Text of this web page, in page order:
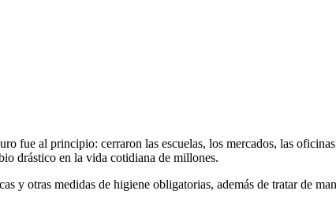
fue al principio: cerraron las escuelas, los mercados, las
drástico en la vida cotidiana de millones.
y otras medidas de higiene obligatorias, además de tratar de